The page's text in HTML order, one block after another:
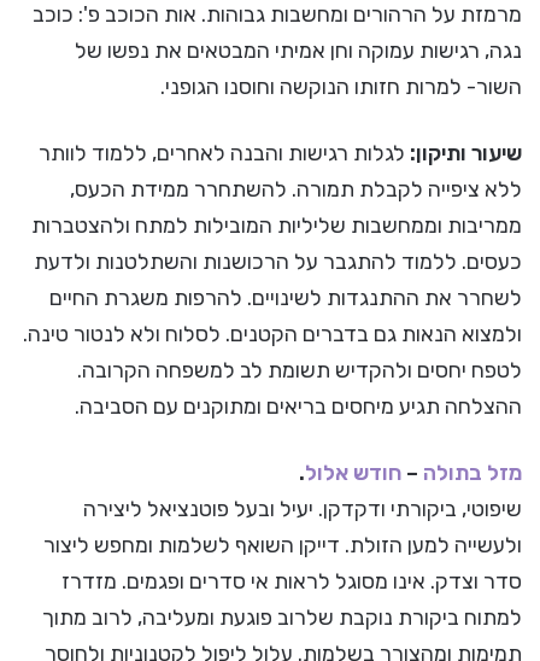
מרמזת על הרהורים ומחשבות גבוהות. אות הכוכב פ': כוכב
נגה, רגישות עמוקה וחן אמיתי המבטאים את נפשו של
השור- למרות חזותו הנוקשה וחוסנו הגופני.
שיעור ותיקון: לגלות רגישות והבנה לאחרים, ללמוד לוותר
ללא ציפייה לקבלת תמורה. להשתחרר ממידת הכעס,
ממריבות וממחשבות שליליות המובילות למתח ולהצטברות
כעסים. ללמוד להתגבר על הרכושנות והשתלטנות ולדעת
לשחרר את ההתנגדות לשינויים. להרפות משגרת החיים
ולמצוא הנאות גם בדברים הקטנים. לסלוח ולא לנטור טינה.
לטפח יחסים ולהקדיש תשומת לב למשפחה הקרובה.
ההצלחה תגיע מיחסים בריאים ומתוקנים עם הסביבה.
מזל בתולה – חודש אלול.
שיפוטי, ביקורתי ודקדקן. יעיל ובעל פוטנציאל ליצירה
ולעשייה למען הזולת. דייקן השואף לשלמות ומחפש ליצור
סדר וצדק. אינו מסוגל לראות אי סדרים ופגמים. מזדרז
למתוח ביקורת נוקבת שלרוב פוגעת ומעליבה, לרוב מתוך
תמימות ומהצורך בשלמות. עלול ליפול לקטנוניות ולחוסר